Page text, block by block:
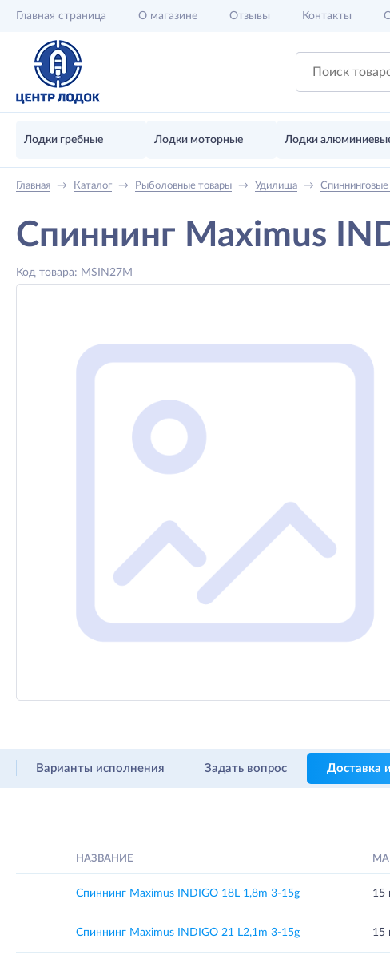
Главная страница О магазине Отзывы Контакты
Лодки гребные Лодки моторные Лодки
Главная → Каталог → Рыболовные товары → Удилища →
Спиннинг Maximus
Код товара: MSIN27M
Варианты исполнения Задать вопрос Доставка
НАЗВАНИЕ
Спиннинг Maximus INDIGO 18L 1,8m 3-15g 15
Спиннинг Maximus INDIGO 21 L2,1m 3-15g 15